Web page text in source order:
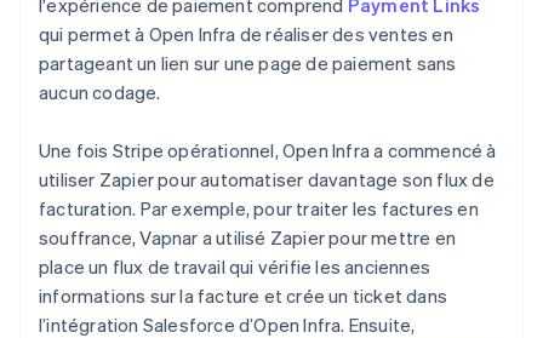
qui permet à Open Infra de réaliser des ventes en
partageant un lien sur une page de paiement sans
aucun codage.
Une fois Stripe opérationnel, Open Infra a commencé à
utiliser Zapier pour automatiser davantage son flux de
facturation. Par exemple, pour traiter les factures en
souffrance, Vapnar a utilisé Zapier pour mettre en
place un flux de travail qui vérifie les anciennes
informations sur la facture et crée un ticket dans
l’intégration Salesforce d’Open Infra. Ensuite,